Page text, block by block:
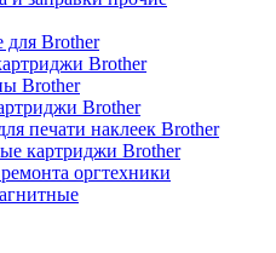
Brother
Brother
Brother
Brother
печати наклеек Brother
картриджи Brother
оргтехники